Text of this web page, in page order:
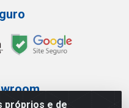
próprios e de